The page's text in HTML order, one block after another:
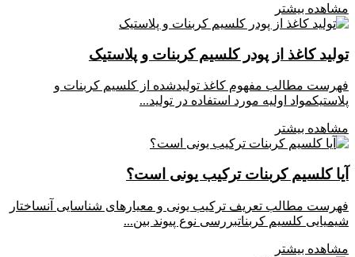
مشاهده بیشتر
تولید کاغذ از پودر کلسیم کربنات و پلاستیک
فهرست مطالب مفهوم کاغذ تولیدشده از کلسیم کربنات و
پلاستیکمواد اولیه مورد استفاده در تولید...
مشاهده بیشتر
آیا کلسیم کربنات ترکیب یونی است؟
فهرست مطالب تعریف ترکیب یونی و معیارهای شناسایی آنساختار
شیمیایی کلسیم کربناتبررسی نوع پیوند بین...
مشاهده بیشتر